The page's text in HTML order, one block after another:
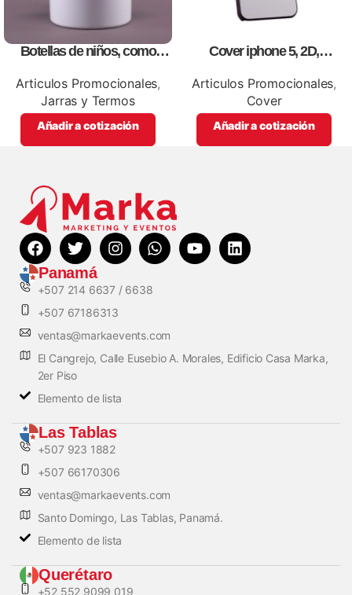
Botellas de niños, como
Articulos Promocionales,
Jarras y Termos
Añadir a cotización
Cover iphone 5, 2D,
Articulos Promocionales,
Cover
Añadir a cotización
Panamá
+507 214 6637 / 6638
+507 67186313
ventas@markaevents.com
El Cangrejo, Calle Eusebio A. Morales, Edificio Casa Marka,
2er Piso
Elemento de lista
Las Tablas
+507 923 1882
+507 66170306
ventas@markaevents.com
Santo Domingo, Las Tablas, Panamá.
Elemento de lista
Querétaro
+52 552 9099 019